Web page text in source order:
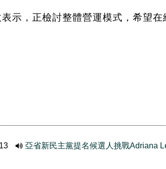
示，正檢討整體營運模式，希望在
亞省新民主黨提名候選人挑戰Adriana